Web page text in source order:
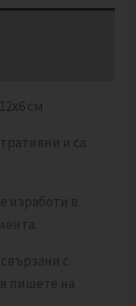
см
и са
изработи в
с
пишете на